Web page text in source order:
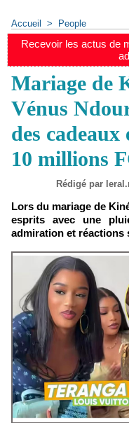
Accueil > People
Recevoir les actus de
Mariage de
Vénus
des cadeaux
10 millions
Rédigé par
Lors du mariage de
esprits avec une
admiration et réactions